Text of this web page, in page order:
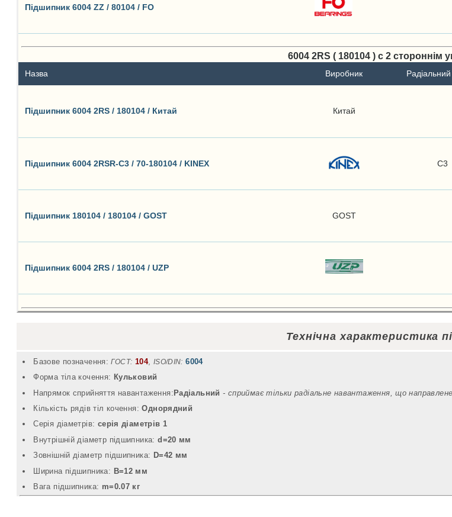
Підшипник 6004 ZZ / 80104 / FO
6004 2RS ( 180104 ) с 2 стороннім
Назва Виробник
Підшипник 6004 2RS / 180104 / Китай Китай
Підшипник 6004 2RSR-C3 / 70-180104 / KINEX C3
Підшипник 180104 / 180104 / GOST GOST
Підшипник 6004 2RS / 180104 / UZP
Технічна характеристика
Базове позначення: ГОСТ: 104, ISO/DIN: 6004
Форма тіла кочення: Кульковий
Напрямок сприйняття навантаження:Радіальний - cприймає тільки радіальне навантаження, що
Кількість рядів тіл кочення:Однорядний
Серія діаметрів: серія діаметрів 1
Внутрішній діаметр підшипника:d=20 мм
Зовнішній діаметр підшипника: D=42 мм
Ширина підшипника: B=12 мм
Вага підшипника: m=0.07 кг